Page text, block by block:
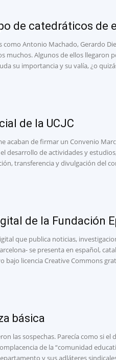
de catedráticos de
Antonio Machado, Gerardo
muchos. Algunos de ellos
su importancia y su valía, ¿o
de la UCJC
acaban de firmar un Convenio
desarrollo de actividades y
transferencia y divulgación del
de la Fundación
que publica noticias,
se presenta en español,
bajo licencia Creative Commons
básica
las sospechas. Parecía como si
de la “comunidad
y sus adláteres